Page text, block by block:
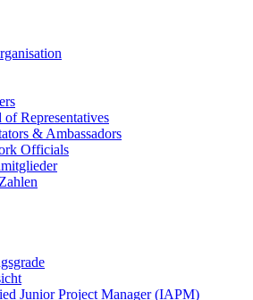
of Representatives
& Ambassadors
Officials
Junior Project Manager (IAPM)